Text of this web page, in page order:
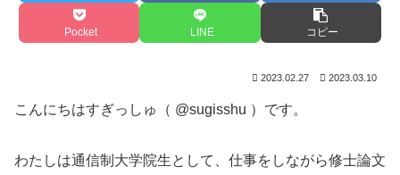
Pocket LINE コピー
2023.02.27 2023.03.10
こんにちはすぎっしゅ（ @sugisshu ）です。
わたしは通信制大学院生として、仕事をしながら修士論文